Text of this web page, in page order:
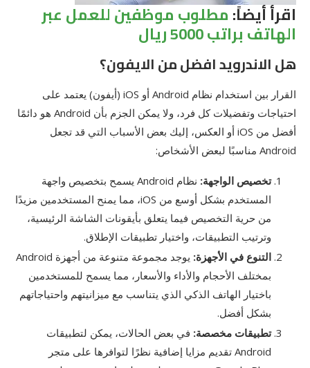
اقرأ أيضاً:مطلوب موظفين للعمل عبر
الهاتف براتب 5000 ريال
هل الاندرويد افضل من الايفون؟
القرار بين استخدام نظام Android أو iOS (أيفون) يعتمد على
احتياجات وتفضيلات كل فرد، ولا يمكن الجزم بأن Android هو دائمًا
أفضل من iOS أو العكس، إليك بعض الأسباب التي قد تجعل
Android مناسبًا لبعض الأشخاص:
تخصيص الواجهة:
نظام Android يسمح بتخصيص واجهة
المستخدم بشكل أوسع من iOS، مما يمنح المستخدمين مزيدًا
من حرية التخصيص فيما يتعلق بأيقونات الشاشة الرئيسية،
وترتيب التطبيقات، واختيار تطبيقات الإطلاق.
التنوع في الأجهزة:
يوجد مجموعة متنوعة من أجهزة Android
بمختلف الأحجام والأداء والأسعار، مما يسمح للمستخدمين
باختيار الهاتف الذكي الذي يتناسب مع ميزانيتهم واحتياجاتهم
بشكل أفضل.
تطبيقات مخصصة: في بعض الحالات، يمكن لتطبيقات
Android تقديم مزايا إضافية نظرًا لتوافرها على متجر